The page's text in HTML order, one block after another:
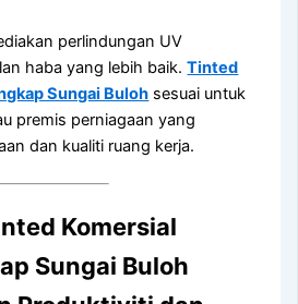
perlindungan UV
haba yang lebih baik.Tinted
Sungai Buloh sesuai untuk
premis perniagaan yang
dan kualiti ruang kerja.
Komersial
Sungai Buloh